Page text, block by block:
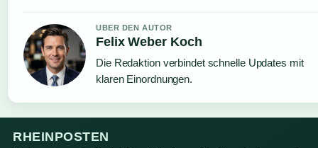
UBER DEN AUTOR
Felix Weber Koch
Die Redaktion verbindet schnelle Updates mit
klaren Einordnungen.
RHEINPOSTEN